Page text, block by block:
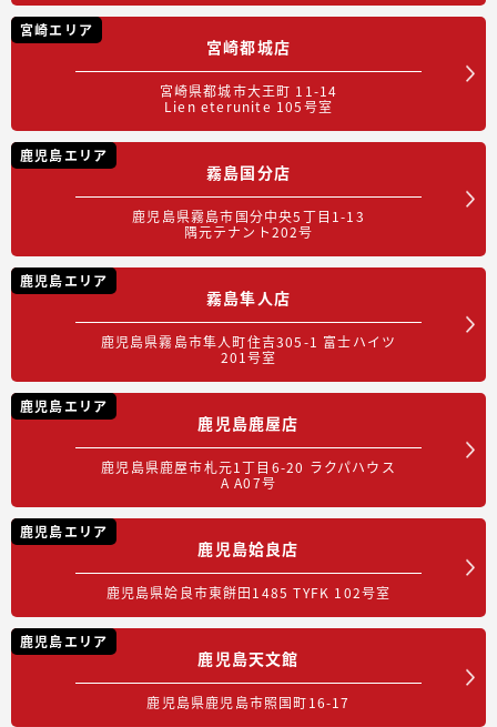
宮崎エリア
宮崎都城店
宮崎県都城市大王町 11-14
Lien eterunite 105号室
鹿児島エリア
霧島国分店
鹿児島県霧島市国分中央5丁目1-13
隅元テナント202号
鹿児島エリア
霧島隼人店
鹿児島県霧島市隼人町住吉305-1 富士ハイツ
201号室
鹿児島エリア
鹿児島鹿屋店
鹿児島県鹿屋市札元1丁目6-20 ラクパハウス
A A07号
鹿児島エリア
鹿児島姶良店
鹿児島県姶良市東餅田1485 TYFK 102号室
鹿児島エリア
鹿児島天文館
鹿児島県鹿児島市照国町16-17